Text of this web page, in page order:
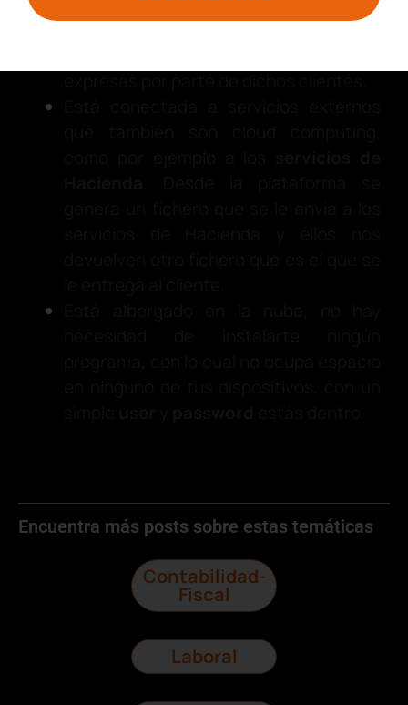
Encuentra más posts sobre estas temáticas
Contabilidad-
Fiscal
Laboral